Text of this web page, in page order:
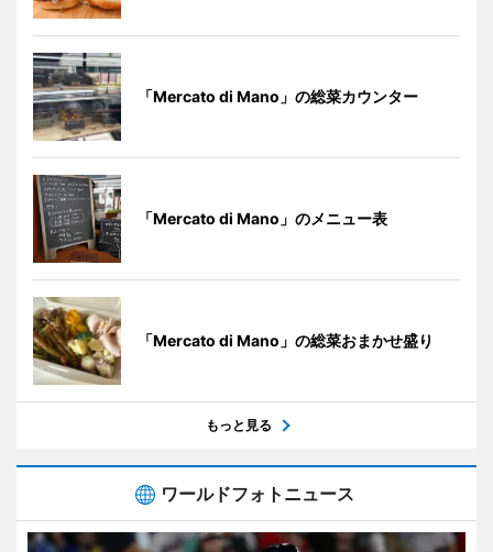
「Mercato di Mano」の総菜カウンター
「Mercato di Mano」のメニュー表
「Mercato di Mano」の総菜おまかせ盛り
もっと見る
ワールドフォトニュース